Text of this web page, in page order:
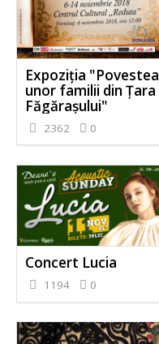
Expoziţia "Povestea
unor familii din Ţara
Făgăraşului"
2362 0
Concert Lucia
1194 0